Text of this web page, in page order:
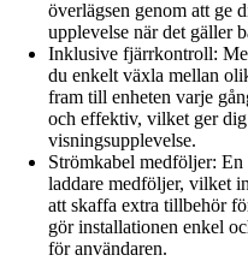
överlägsen genom att ge
upplevelse när det gäller
Inklusive fjärrkontroll:
du enkelt växla mellan
fram till enheten varje
och effektiv, vilket ger
visningsupplevelse.
Strömkabel medföljer:
laddare medföljer, vilket
att skaffa extra tillbehör
gör installationen enkel
för användaren.